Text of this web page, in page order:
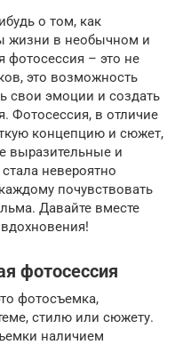
о том, как
жизни в необычном и
фотосессия – это не
это возможность
свои эмоции и создать
Фотосессия, в отличие
концепцию и сюжет,
выразительные и
невероятно
почувствовать
Давайте вместе
фотосессия
фотосъемка,
стилю или сюжету.
наличием